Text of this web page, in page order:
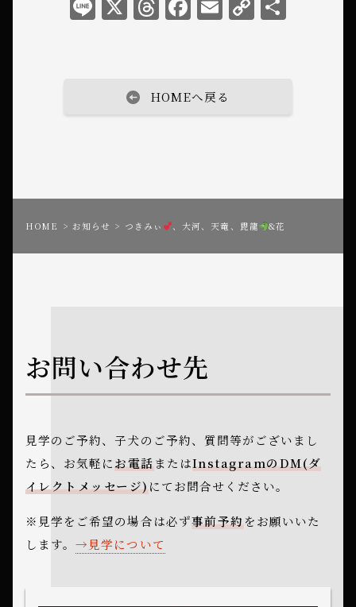
i h
e
a
a
e
b
m o
L
HOMEへ戻る
HOME お知らせ つきみぃ 、大河、天竜、毘龍 &花
お問い合わせ先
見学のご予約、子犬のご予約、質問等がございまし
たら、 お気軽にお電話またはInstagramのDM(ダ
イレクトメッセージ)にてお問合せください。
※見学をご希望の場合は必ず事前予約をお願いいた
します。
見学について